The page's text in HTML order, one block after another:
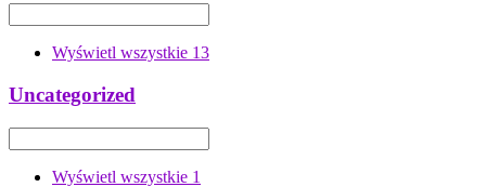
Wyświetl wszystkie 13
Uncategorized
Wyświetl wszystkie 1